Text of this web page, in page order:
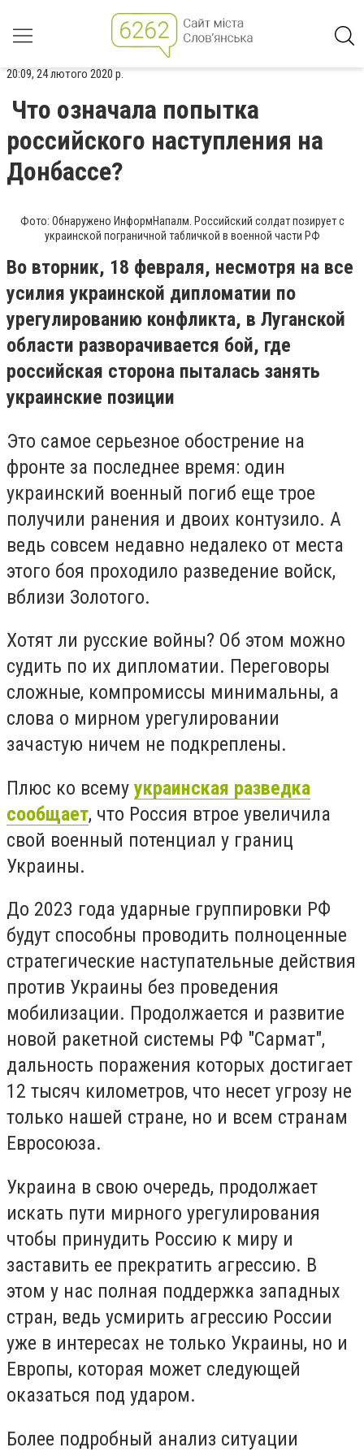
20:09, 24 лютого 2020 р.
Что означала попытка
российского наступления на
Донбассе?
Фото: Обнаружено ИнформНапалм. Российский солдат позирует с
украинской пограничной табличкой в военной части РФ
Во вторник, 18 февраля, несмотря на все
усилия украинской дипломатии по
урегулированию конфликта, в Луганской
области разворачивается бой, где
российская сторона пыталась занять
украинские позиции
Это самое серьезное обострение на
фронте за последнее время: один
украинский военный погиб еще трое
получили ранения и двоих контузило. А
ведь совсем недавно недалеко от места
этого боя проходило разведение войск,
вблизи Золотого.
Хотят ли русские войны? Об этом можно
судить по их дипломатии. Переговоры
сложные, компромиссы минимальны, а
слова о мирном урегулировании
зачастую ничем не подкреплены.
Плюс ко всему украинская разведка
сообщает, что Россия втрое увеличила
свой военный потенциал у границ
Украины.
До 2023 года ударные группировки РФ
будут способны проводить полноценные
стратегические наступательные действия
против Украины без проведения
мобилизации. Продолжается и развитие
новой ракетной системы РФ "Сармат",
дальность поражения которых достигает
12 тысяч километров, что несет угрозу не
только нашей стране, но и всем странам
Евросоюза.
Украина в свою очередь, продолжает
искать пути мирного урегулирования
чтобы принудить Россию к миру и
заставить ее прекратить агрессию. В
этом у нас полная поддержка западных
стран, ведь усмирить агрессию России
уже в интересах не только Украины, но и
Европы, которая может следующей
оказаться под ударом.
Более подробный анализ ситуации